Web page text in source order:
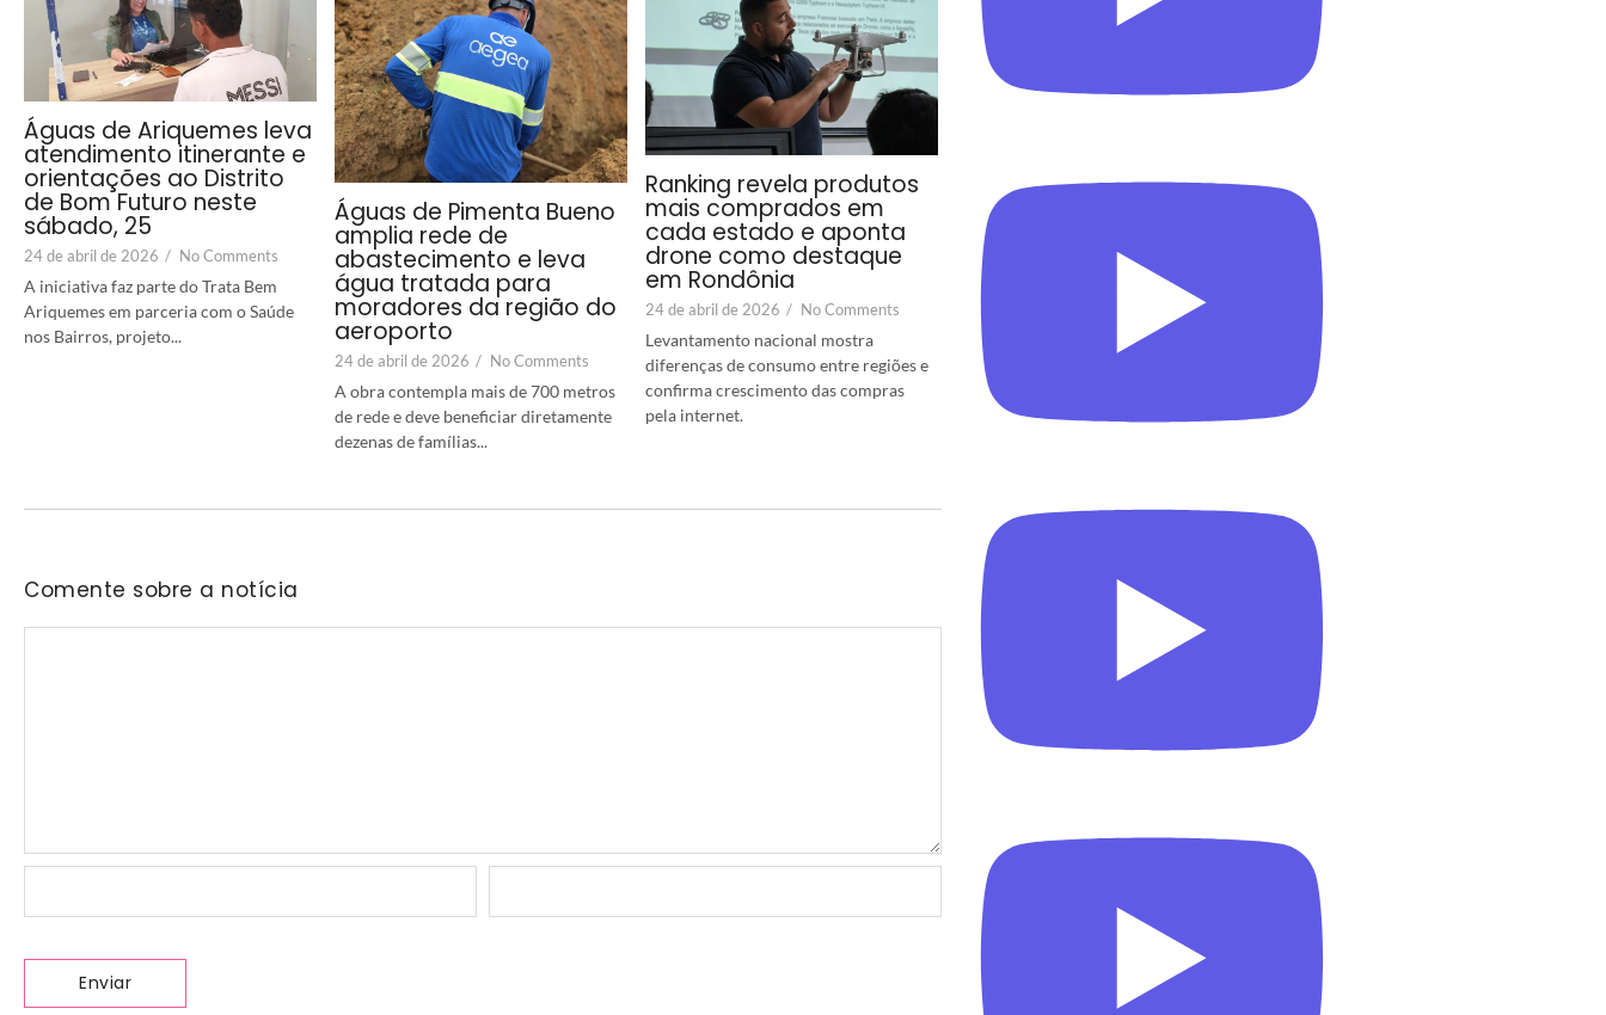
Águas de Ariquemes leva
atendimento itinerante e
orientações ao Distrito
de Bom Futuro neste
sábado, 25
24 de abril de 2026 / No Comments
A iniciativa faz parte do Trata Bem
Ariquemes em parceria com o Saúde
nos Bairros, projeto...
Águas de Pimenta Bueno
amplia rede de
abastecimento e leva
água tratada para
moradores da região do
aeroporto
24 de abril de 2026 / No Comments
A obra contempla mais de 700 metros
de rede e deve beneficiar diretamente
dezenas de famílias...
Ranking revela produtos
mais comprados em
cada estado e aponta
drone como destaque
em Rondônia
24 de abril de 2026 / No Comments
Levantamento nacional mostra
diferenças de consumo entre regiões e
confirma crescimento das compras
pela internet.
Comente sobre a notícia